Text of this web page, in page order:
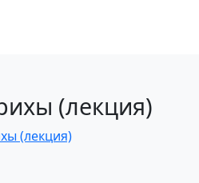
(лекция)
(лекция)